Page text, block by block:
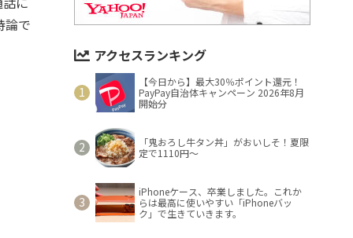
論で
アクセスランキング
【今日から】最大30％ポイント還元！
PayPay自治体キャンペーン 2026年8月
開始分
「鬼おろし牛タン丼」がおいしそ！夏限
定で1110円～
iPhoneケース、卒業しました。これか
らは最高に使いやすい「iPhoneバッ
ク」で生きていきます。